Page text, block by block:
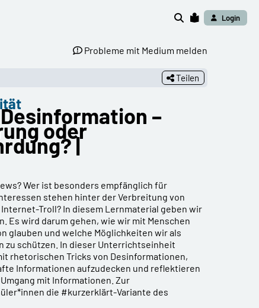
Login
Probleme mit Medium melden
Desinformation –
oder
|
Wer ist besonders empfänglich für
stehen hinter der Verbreitung von
Troll? In diesem Lernmaterial geben wir
Es wird darum gehen, wie wir mit Menschen
glauben und welche Möglichkeiten wir als
zu schützen. In dieser Unterrichtseinheit
rhetorischen Tricks von Desinformationen,
Informationen aufzudecken und reflektieren
mit Informationen. Zur
die #kurzerklärt-Variante des
Teilen